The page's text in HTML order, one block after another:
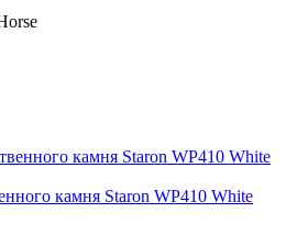
камня Staron WP410 White